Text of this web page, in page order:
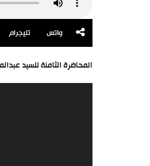
واتس تليجرام
المحاضرة الثامنة للسيد عبدالملك